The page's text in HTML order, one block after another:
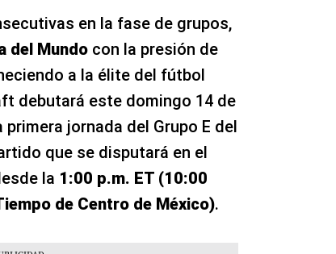
en la fase de grupos,
del Mundocon la presión de
a la élite del fútbol
debutará este domingo 14 de
jornada del Grupo E del
que se disputará en el
la 1:00 p.m. ET (10:00
de Centro de México).